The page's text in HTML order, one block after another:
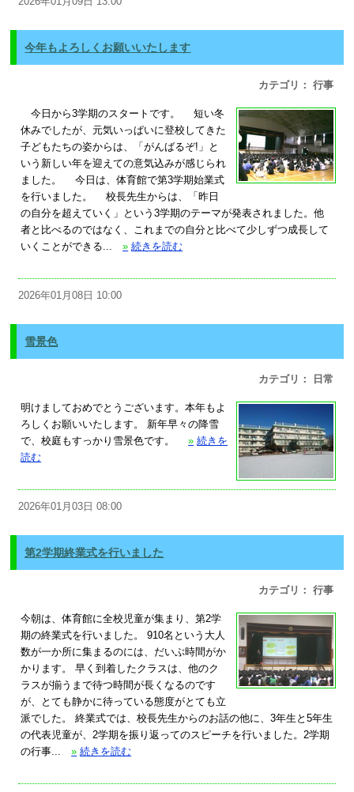
今年もよろしくお願いいたします
カテゴリ： 行事
今日から3学期のスタートです。 短い冬
休みでしたが、元気いっぱいに登校してきた
子どもたちの姿からは、「がんばるぞ!」と
いう新しい年を迎えての意気込みが感じられ
ました。 今日は、体育館で第3学期始業式
を行いました。 校長先生からは、「昨日
の自分を超えていく」という3学期のテーマが発表されました。他
者と比べるのではなく、これまでの自分と比べて少しずつ成長して
いくことができる...
» 続きを読む
2026年01月08日 10:00
雪景色
カテゴリ： 日常
明けましておめでとうございます。本年もよ
ろしくお願いいたします。 新年早々の降雪
で、校庭もすっかり雪景色です。
» 続きを
読む
2026年01月03日 08:00
第2学期終業式を行いました
カテゴリ： 行事
今朝は、体育館に全校児童が集まり、第2学
期の終業式を行いました。 910名という大人
数が一か所に集まるのには、だいぶ時間がか
かります。 早く到着したクラスは、他のク
ラスが揃うまで待つ時間が長くなるのです
が、とても静かに待っている態度がとても立
派でした。 終業式では、校長先生からのお話の他に、3年生と5年生
の代表児童が、2学期を振り返ってのスピーチを行いました。2学期
の行事...
» 続きを読む